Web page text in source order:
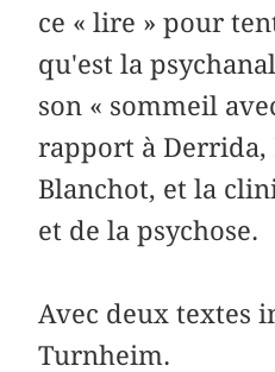
ce « lire » pour
qu'est la
son « sommeil
rapport à Derrida,
Blanchot, et la
et de la psychose.
Avec deux textes
Turnheim.